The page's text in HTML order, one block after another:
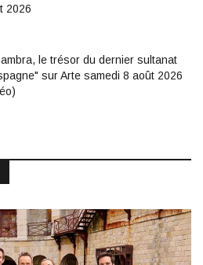
2026
le trésor du dernier sultanat
sur Arte samedi 8 août 2026